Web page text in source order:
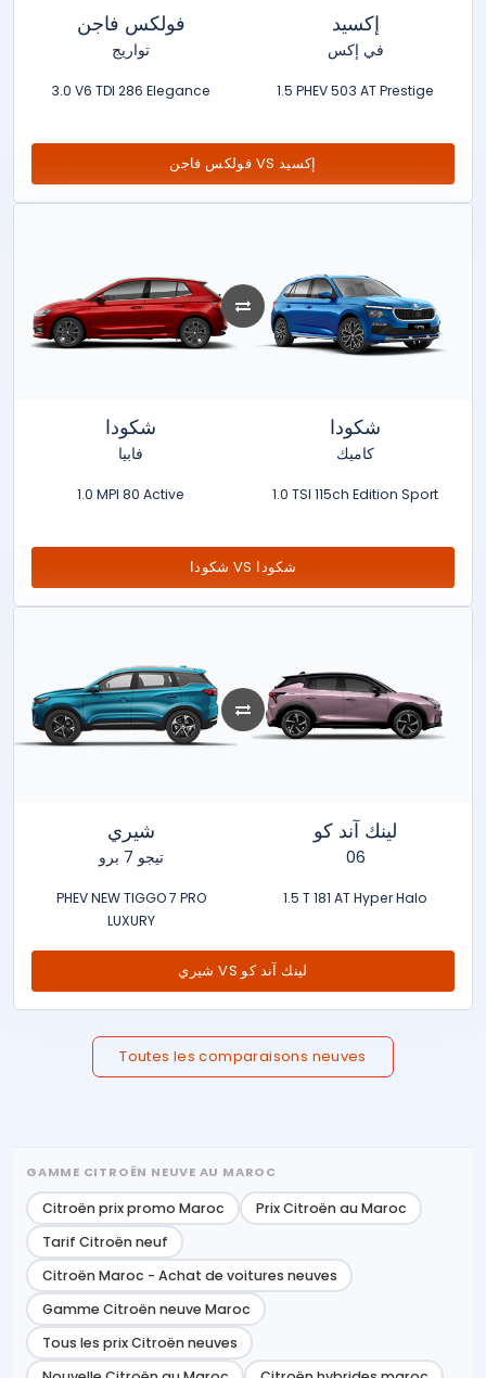
فولكس فاجن
تواريج
3.0 V6 TDI 286 Elegance
إكسيد
في إكس
1.5 PHEV 503 AT Prestige
فولكس فاجن VS إكسيد
شكودا
فابيا
1.0 MPI 80 Active
شكودا
كاميك
1.0 TSI 115ch Edition Sport
شكودا VS شكودا
شيري
تيجو 7 برو
PHEV NEW TIGGO 7 PRO
LUXURY
لينك آند كو
06
1.5 T 181 AT Hyper Halo
شيري VS لينك آند كو
Toutes les comparaisons neuves
GAMME CITROËN NEUVE AU MAROC
Citroën prix promo Maroc
Prix Citroën au Maroc
Tarif Citroën neuf
Citroën Maroc - Achat de voitures neuves
Gamme Citroën neuve Maroc
Tous les prix Citroën neuves